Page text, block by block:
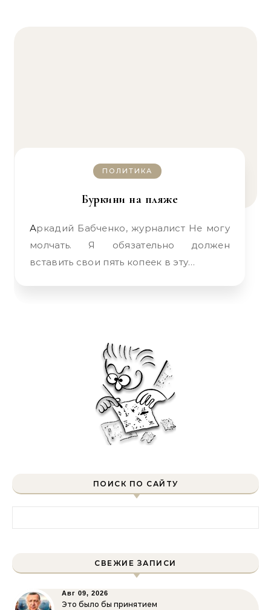
ПОЛИТИКА
Буркини на пляже
Аркадий Бабченко, журналист Не могу
молчать. Я обязательно должен
вставить свои пять копеек в эту…
ПОИСК ПО САЙТУ
СВЕЖИЕ ЗАПИСИ
Авг 09, 2026
Это было бы принятием